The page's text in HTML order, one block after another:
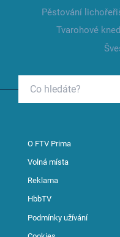
Pěstování
Tvarohové
O FTV Prima
Volná místa
Reklama
HbbTV
Podmínky užívání